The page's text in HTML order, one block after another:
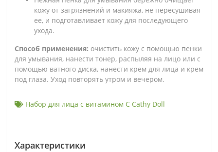
кожу от загрязнений и макияжа, не пересушивая
ее, и подготавливает кожу для последующего
ухода.
Способ применения: очистить кожу с помощью пенки
для умывания, нанести тонер, распыляя на лицо или с
помощью ватного диска, нанести крем для лица и крем
под глаза. Уход повторять утром и вечером.
Набор для лица с витамином С Cathy Doll
Характеристики